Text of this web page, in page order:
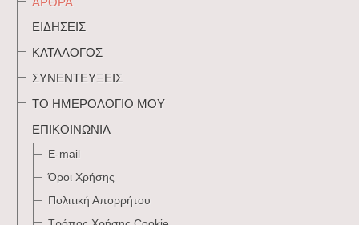
ΕΙΔΉΣΕΙΣ
ΚΑΤΆΛΟΓΟΣ
ΣΥΝΕΝΤΕΎΞΕΙΣ
ΤΟ ΗΜΕΡΟΛΌΓΙΌ ΜΟΥ
ΕΠΙΚΟΙΝΩΝΊΑ
E-mail
Όροι Χρήσης
Πολιτική Απορρήτου